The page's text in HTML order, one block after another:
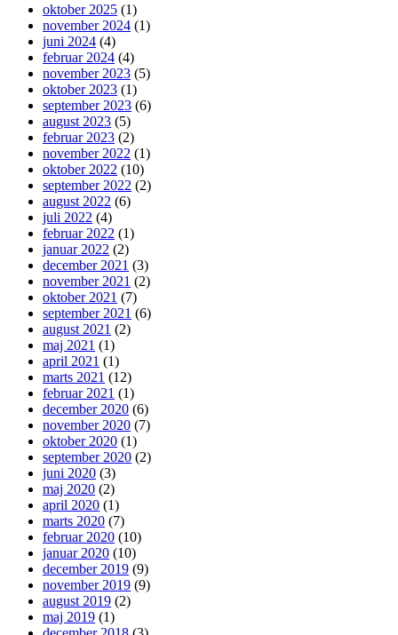
oktober 2025 (1)
november 2024 (1)
juni 2024 (4)
februar 2024 (4)
november 2023 (5)
oktober 2023 (1)
september 2023 (6)
august 2023 (5)
februar 2023 (2)
november 2022 (1)
oktober 2022 (10)
september 2022 (2)
august 2022 (6)
juli 2022 (4)
februar 2022 (1)
januar 2022 (2)
december 2021 (3)
november 2021 (2)
oktober 2021 (7)
september 2021 (6)
august 2021 (2)
maj 2021 (1)
april 2021 (1)
marts 2021 (12)
februar 2021 (1)
december 2020 (6)
november 2020 (7)
oktober 2020 (1)
september 2020 (2)
juni 2020 (3)
maj 2020 (2)
april 2020 (1)
marts 2020 (7)
februar 2020 (10)
januar 2020 (10)
december 2019 (9)
november 2019 (9)
august 2019 (2)
maj 2019 (1)